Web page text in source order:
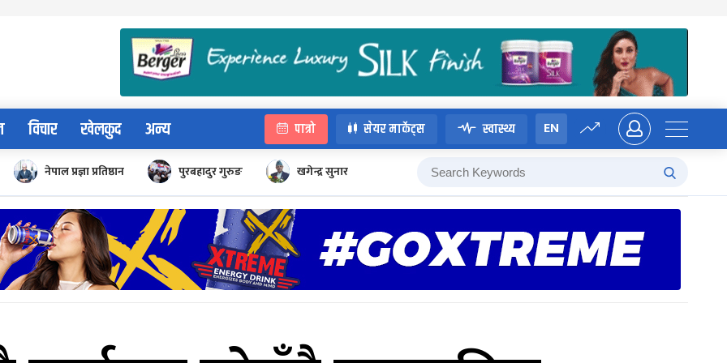
विचार खेलकुद अन्य पात्रो सेयर मार्केट्स स्वास्थ्य EN
नेपाल प्रज्ञा प्रतिष्ठान पुरबहादुर गुरुङ खगेन्द्र सुनार